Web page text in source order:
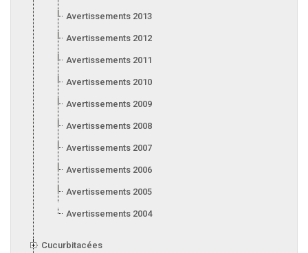
Avertissements 2013
Avertissements 2012
Avertissements 2011
Avertissements 2010
Avertissements 2009
Avertissements 2008
Avertissements 2007
Avertissements 2006
Avertissements 2005
Avertissements 2004
Cucurbitacées